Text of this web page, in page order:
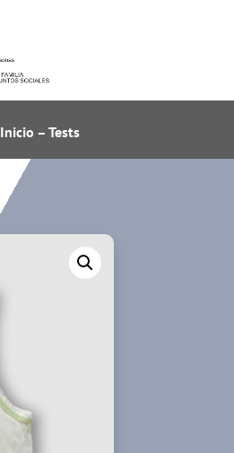
Inicio – Tests